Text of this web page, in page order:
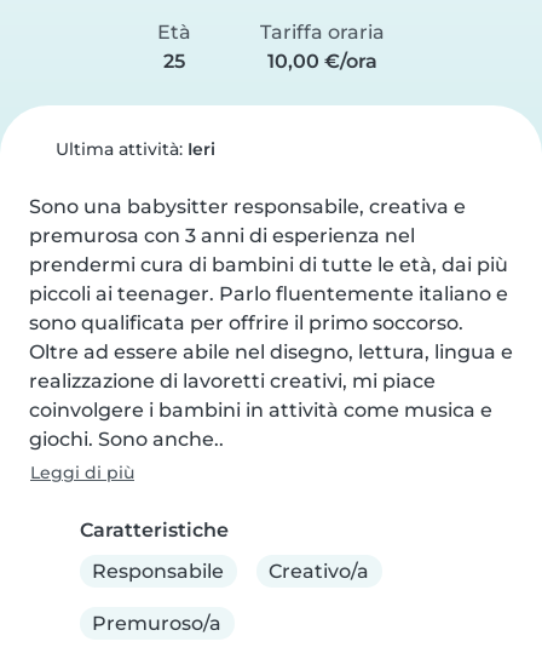
Età
25
Tariffa oraria
10,00 €/ora
Ultima attività: Ieri
Sono una babysitter responsabile, creativa e
premurosa con 3 anni di esperienza nel
prendermi cura di bambini di tutte le età, dai più
piccoli ai teenager. Parlo fluentemente italiano e
sono qualificata per offrire il primo soccorso.
Oltre ad essere abile nel disegno, lettura, lingua e
realizzazione di lavoretti creativi, mi piace
coinvolgere i bambini in attività come musica e
giochi. Sono anche..
Leggi di più
Caratteristiche
Responsabile
Creativo/a
Premuroso/a